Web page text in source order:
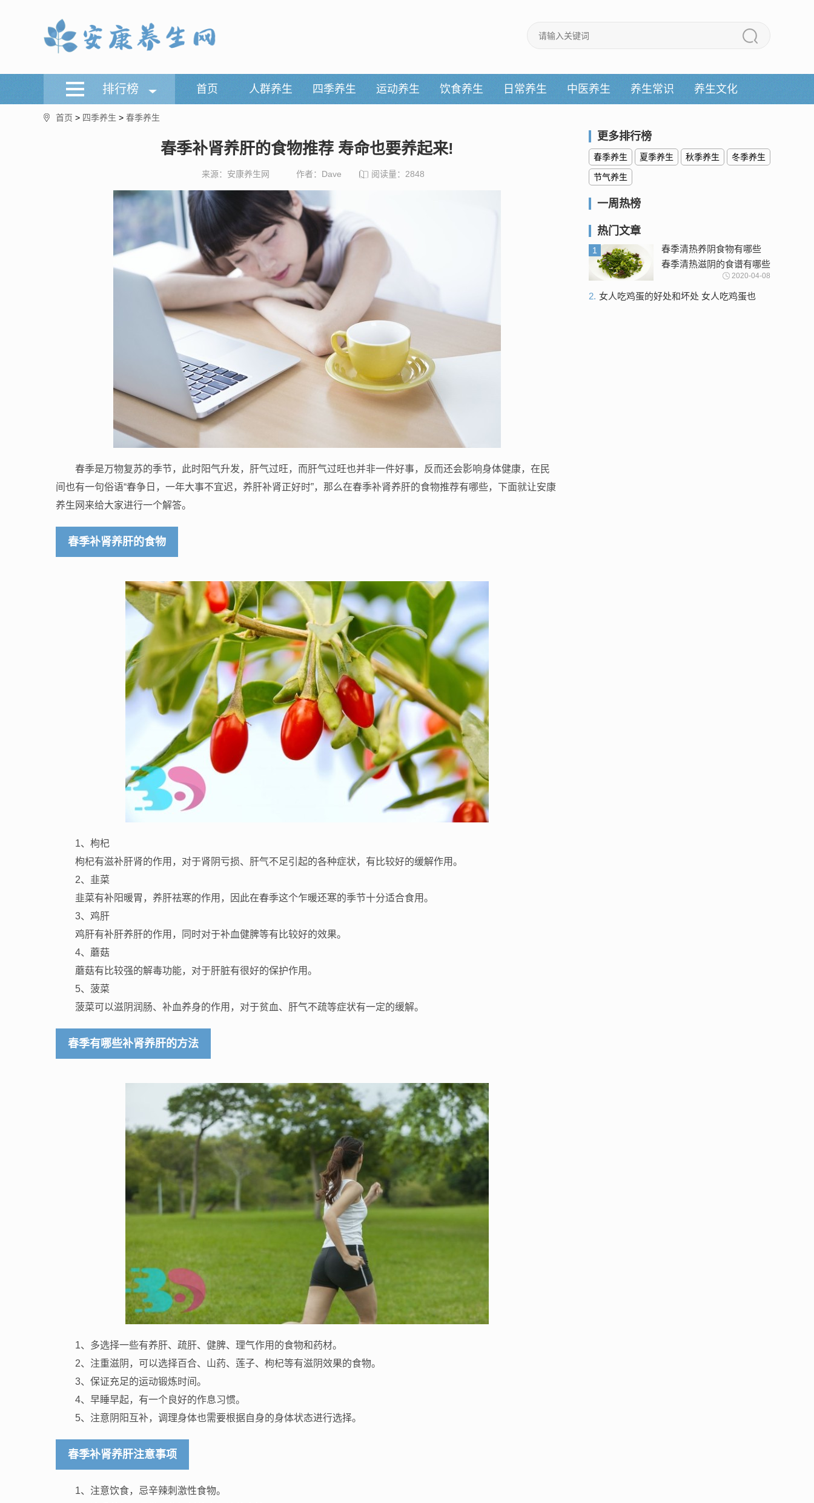
排行榜 首页 人群养生 四季养生 运动养生 饮食养生 日常养生 中医养生 养生常识 养生文化
首页 > 四季养生 > 春季养生
春季补肾养肝的食物推荐 寿命也要养起来!
来源：安康养生网 作者：Dave 阅读量：2848
春季是万物复苏的季节，此时阳气升发，肝气过旺，而肝气过旺也并非一件好事，反而还会影响身体健康，在民
间也有一句俗语“春争日，一年大事不宜迟，养肝补肾正好时”，那么在春季补肾养肝的食物推荐有哪些，下面就让安康
养生网来给大家进行一个解答。
春季补肾养肝的食物
1、枸杞
枸杞有滋补肝肾的作用，对于肾阴亏损、肝气不足引起的各种症状，有比较好的缓解作用。
2、韭菜
韭菜有补阳暖胃，养肝祛寒的作用，因此在春季这个乍暖还寒的季节十分适合食用。
3、鸡肝
鸡肝有补肝养肝的作用，同时对于补血健脾等有比较好的效果。
4、蘑菇
蘑菇有比较强的解毒功能，对于肝脏有很好的保护作用。
5、菠菜
菠菜可以滋阴润肠、补血养身的作用，对于贫血、肝气不疏等症状有一定的缓解。
春季有哪些补肾养肝的方法
1、多选择一些有养肝、疏肝、健脾、理气作用的食物和药材。
2、注重滋阴，可以选择百合、山药、莲子、枸杞等有滋阴效果的食物。
3、保证充足的运动锻炼时间。
4、早睡早起，有一个良好的作息习惯。
5、注意阴阳互补，调理身体也需要根据自身的身体状态进行选择。
春季补肾养肝注意事项
1、注意饮食，忌辛辣刺激性食物。
更多排行榜
春季养生 夏季养生 秋季养生 冬季养生
节气养生
一周热榜
热门文章
1
春季清热养阴食物有哪些
春季清热滋阴的食谱有哪些
不想春季上火就要多吃他们
2020-04-08
2. 女人吃鸡蛋的好处和坏处 女人吃鸡蛋也